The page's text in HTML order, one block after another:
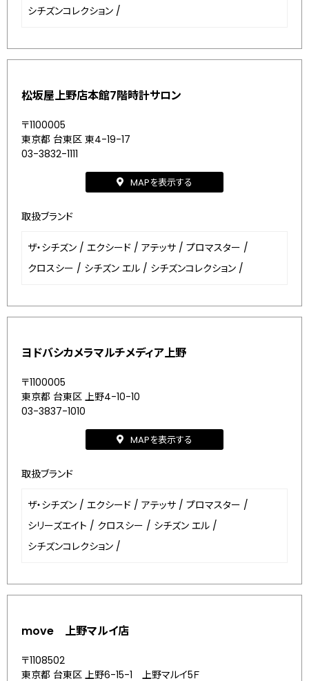
シチズンコレクション /
松坂屋上野店本館7階時計サロン
〒1100005
東京都 台東区 東4-19-17
03-3832-1111
MAPを表示する
取扱ブランド
ザ・シチズン / エクシード / アテッサ / プロマスター /
クロスシー / シチズン エル / シチズンコレクション /
ヨドバシカメラマルチメディア上野
〒1100005
東京都 台東区 上野4-10-10
03-3837-1010
MAPを表示する
取扱ブランド
ザ・シチズン / エクシード / アテッサ / プロマスター /
シリーズエイト / クロスシー / シチズン エル /
シチズンコレクション /
move 上野マルイ店
〒1108502
東京都 台東区 上野6-15-1 上野マルイ5Ｆ